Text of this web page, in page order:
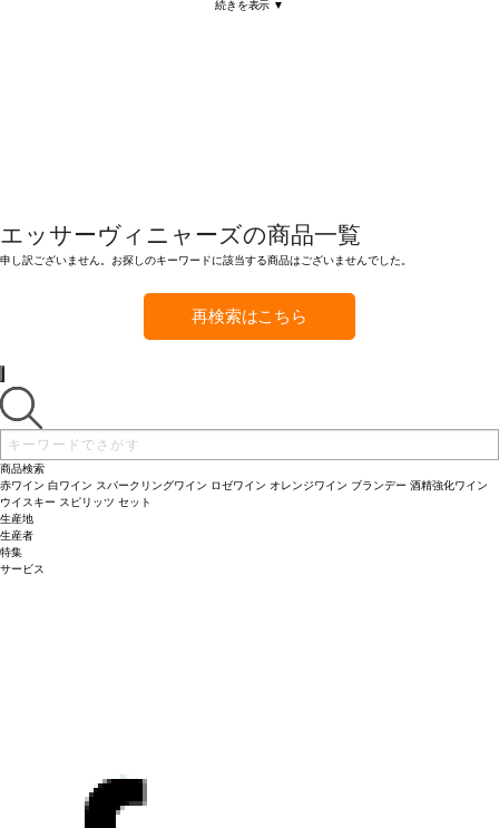
続きを表示 ▼
エッサーヴィニャーズの商品一覧
申し訳ございません。お探しのキーワードに該当する商品はございませんでした。
再検索はこちら
商品検索
赤ワイン 白ワイン スパークリングワイン ロゼワイン オレンジワイン ブランデー 酒精強化ワイン
ウイスキー スピリッツ セット
生産地
生産者
特集
サービス